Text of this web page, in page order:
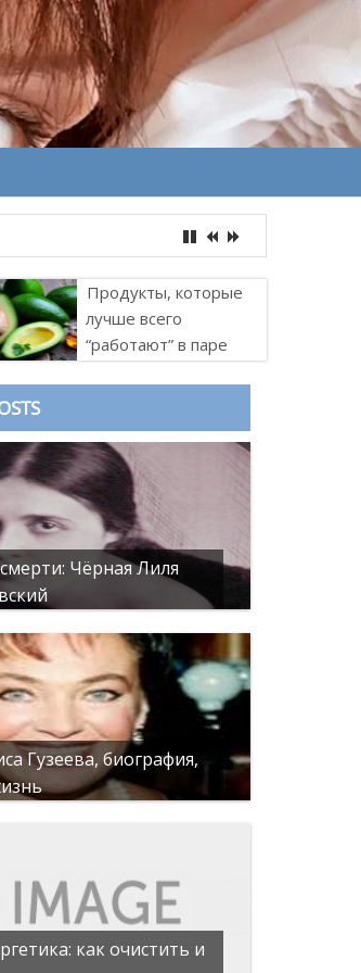
Продукты, которые
лучше всего
“работают” в паре
Чёрная Лиля
Гузеева, биография,
как очистить и